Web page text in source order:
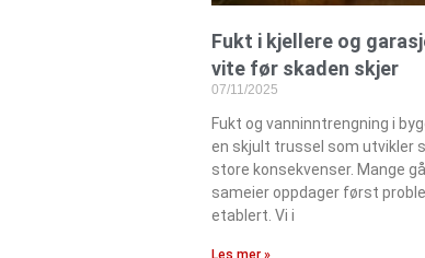
Fukt i kjellere og
vite før skaden skjer
07/11/2025
Fukt og vanninntrengning i
en skjult trussel som utvikler
store konsekvenser. Mange
sameier oppdager først
etablert. Vi i